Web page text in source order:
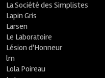
La Société des Simplistes
Lapin Gris
Larsen
Le Laboratoire
Lésion d'Honneur
lm
Lola Poireau